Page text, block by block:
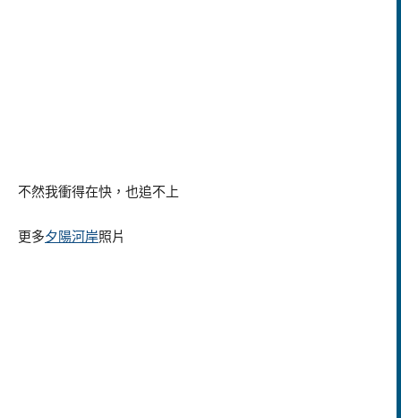
不然我衝得在快，也追不上
更多夕陽河岸照片